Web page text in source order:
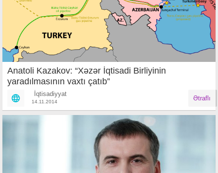
Anatoli Kazakov: “Xəzər İqtisadi Birliyinin
yaradılmasının vaxtı çatıb”
İqtisadiyyat
14.11.2014 Ətraflı